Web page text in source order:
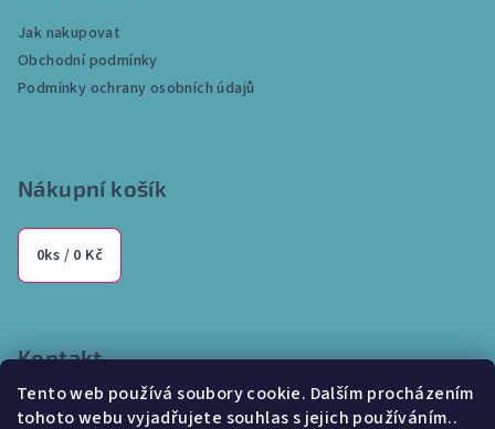
Tento web používá soubory cookie. Dalším procházením
tohoto webu vyjadřujete souhlas s jejich používáním..
Jak nakupovat
Obchodní podmínky
Podmínky ochrany osobních údajů
Nákupní košík
0ks / 0 Kč
Kontakt
info @internetparfem.cz